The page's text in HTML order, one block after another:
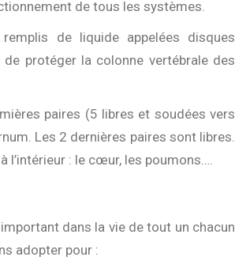
de tous les systèmes.
de liquide appelées disques
protéger la colonne vertébrale des
paires (5 libres et soudées vers
Les 2 dernières paires sont libres.
l’intérieur : le cœur, les poumons….
dans la vie de tout un chacun
adopter pour :